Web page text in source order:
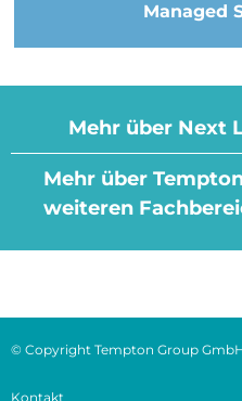
Managed
Mehr über Next
Mehr über
weiteren
© Copyright Tempton Group
Kontakt